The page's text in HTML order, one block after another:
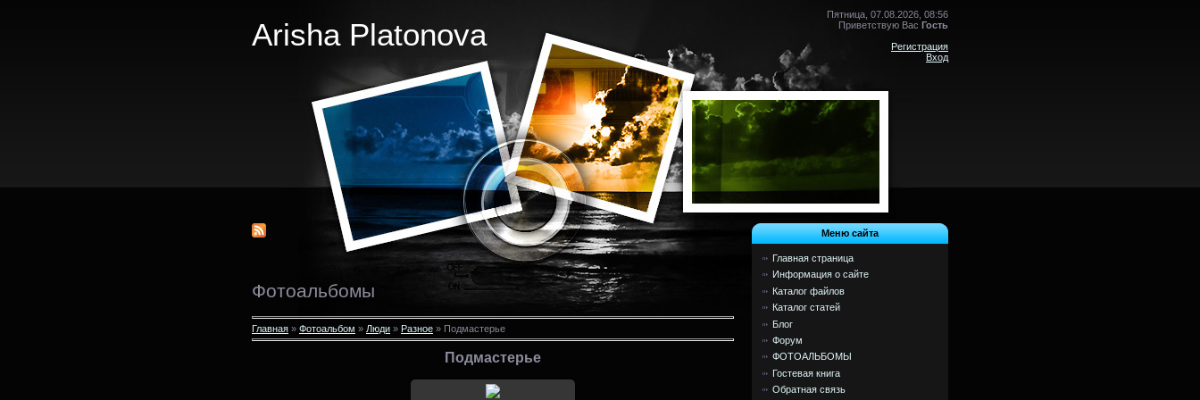
Arisha Platonova
Пятница, 07.08.2026, 08:56
Приветствую Вас Гость
Регистрация
Вход
Фотоальбомы
Главная » Фотоальбом » Люди » Разное » Подмастерье
Подмастерье
Меню сайта
Главная страница
Информация о сайте
Каталог файлов
Каталог статей
Блог
Форум
ФОТОАЛЬБОМЫ
Гостевая книга
Обратная связь